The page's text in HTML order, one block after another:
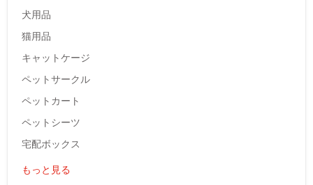
犬用品
猫用品
キャットケージ
ペットサークル
ペットカート
ペットシーツ
宅配ボックス
もっと見る